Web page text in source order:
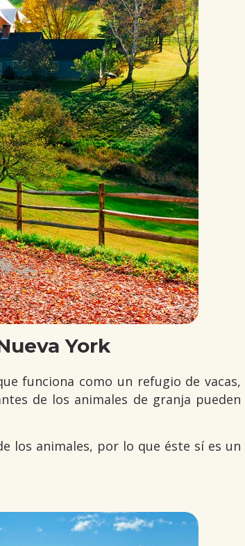
York
funciona como un refugio de vacas,
de los animales de granja pueden
los animales, por lo que éste sí es un